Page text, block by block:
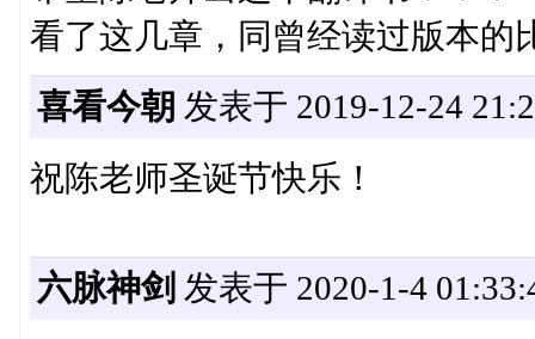
看了这几章，同曾经读过版本的
喜看今朝 发表于 2019-12-24
祝陈老师圣诞节快乐！
六脉神剑 发表于 2020-1-4